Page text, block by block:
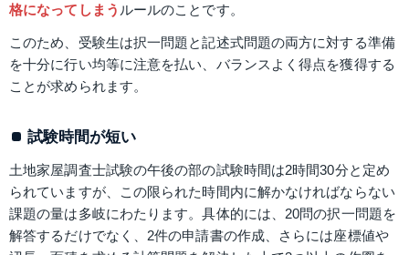
格になってしまう ルールのことです。
このため、受験生は択一問題と記述式問題の両方に対する準備
を十分に行い均等に注意を払い、バランスよく得点を獲得する
ことが求められます。
試験時間が短い
土地家屋調査士試験の午後の部の試験時間は2時間30分と定め
られていますが、この限られた時間内に解かなければならない
課題の量は多岐にわたります。具体的には、20問の択一問題を
解答するだけでなく、2件の申請書の作成、さらには座標値や